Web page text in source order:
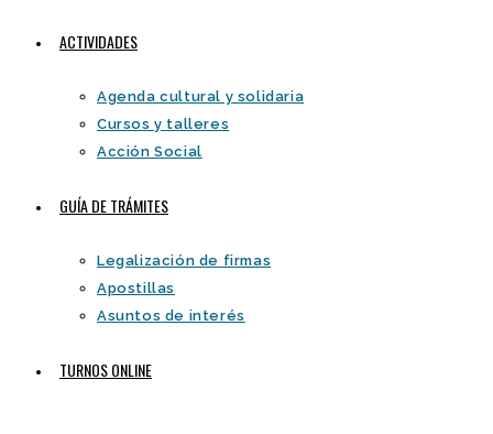
ACTIVIDADES
Agenda cultural y solidaria
Cursos y talleres
Acción Social
GUÍA DE TRÁMITES
Legalización de firmas
Apostillas
Asuntos de interés
TURNOS ONLINE